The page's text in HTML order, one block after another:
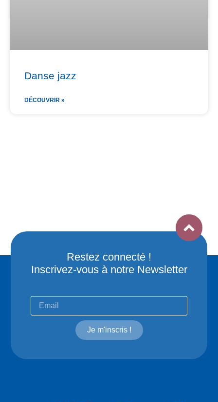
Danse jazz
DÉCOUVRIR »
Restez connecté !
Inscrivez-vous à notre Newsletter
Je m'inscris !